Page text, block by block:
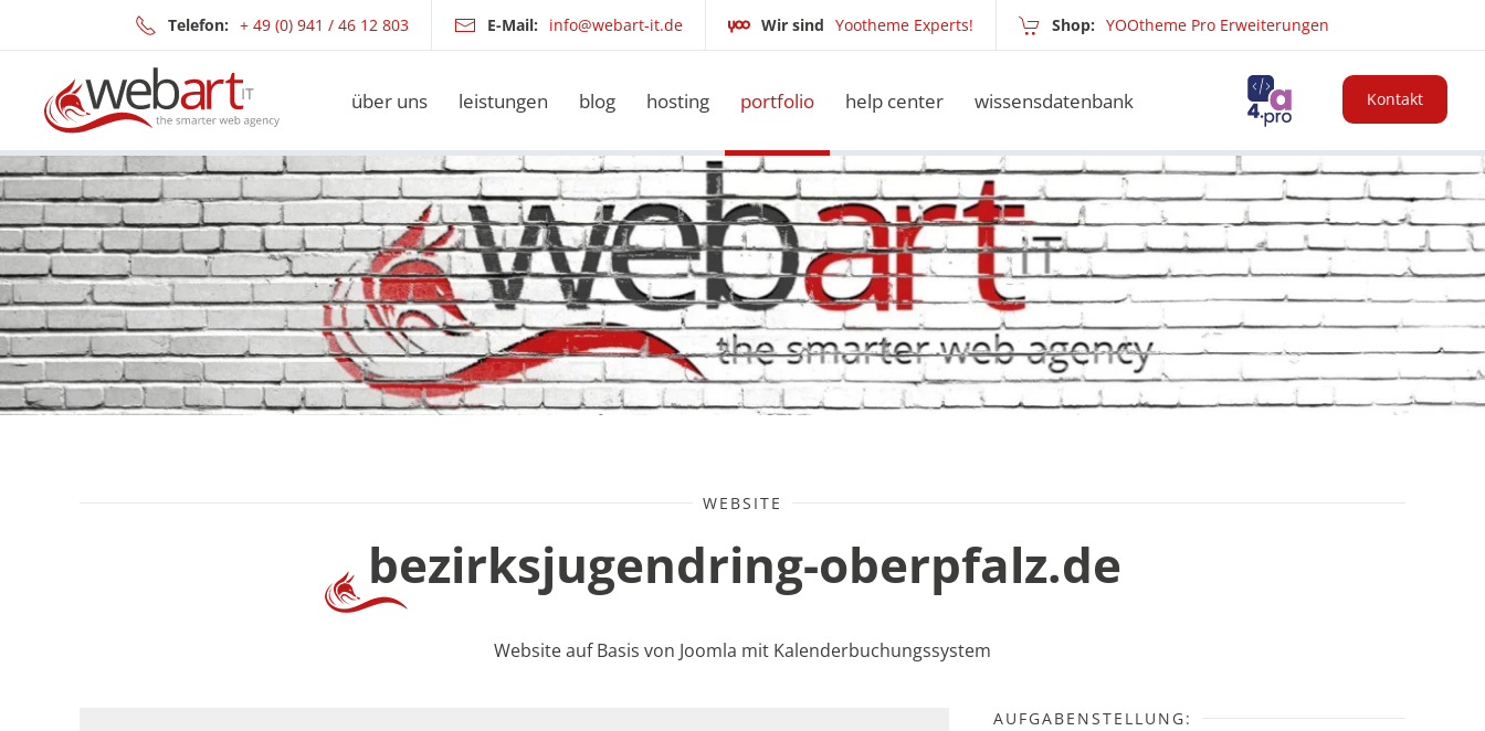
Zum Hauptinhalt springen
Telefon: + 49 (0) 941 / 46 12 803 E-Mail: info@webart-it.de Wir sind Yootheme Experts! Shop: YOOtheme Pro Erweiterungen
über uns leistungen blog hosting portfolio help center wissensdatenbank Kontakt
WEBSITE
bezirksjugendring-oberpfalz.de
Website auf Basis von Joomla mit Kalenderbuchungssystem
AUFGABENSTELLUNG: